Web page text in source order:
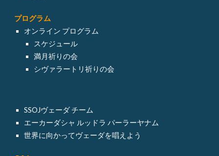
プログラム
オンライン プログラム
スケジュール
満月祈りの会
シヴァラートリ祈りの会
SSOJヴェーダ チーム
エーカーダシャ ルッドラ パーラーヤナム
世界に向かってヴェーダを唱えよう